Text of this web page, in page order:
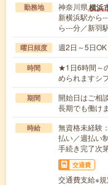
勤務地 神奈川県横浜
新横浜駅から
ら---分／新羽
曜日頻度 週2日～5日
時間
★1日6時間～
められますシ
期間
開始日はご
長期でも働け
時給
無資格未経験
払い／週払い
手続き完了次
交通費
交通費支給※